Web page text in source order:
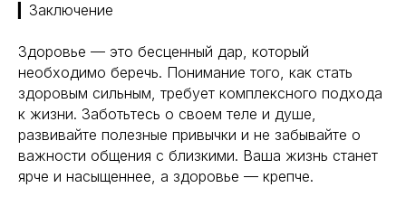
▎Заключение
Здоровье — это бесценный дар, который
необходимо беречь. Понимание того, как стать
здоровым сильным, требует комплексного подхода
к жизни. Заботьтесь о своем теле и душе,
развивайте полезные привычки и не забывайте о
важности общения с близкими. Ваша жизнь станет
ярче и насыщеннее, а здоровье — крепче.